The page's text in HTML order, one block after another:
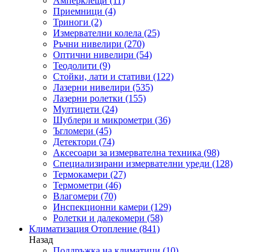
Приемници (4)
Триноги (2)
Измервателни колела (25)
Ръчни нивелири (270)
Оптични нивелири (54)
Теодолити (9)
Стойки, лати и стативи (122)
Лазерни нивелири (535)
Лазерни ролетки (155)
Мултицети (24)
Шублери и микрометри (36)
Ъгломери (45)
Детектори (74)
Аксесоари за измервателна техника (98)
Специализирани измервателни уреди (128)
Термокамери (27)
Термометри (46)
Влагомери (70)
Инспекционни камери (129)
Ролетки и далекомери (58)
Климатизация Отопление (841)
Назад